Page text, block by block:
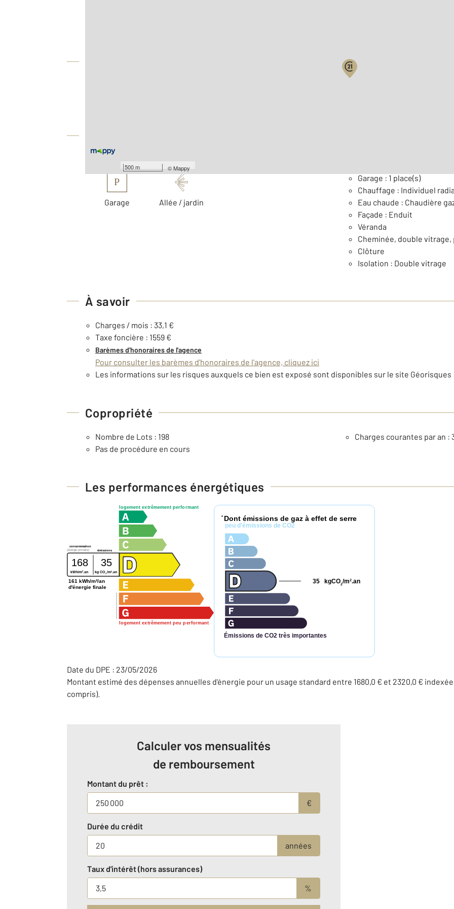
500 m ©Mappy
P
Garage Allée / jardin
Garage : 1 place(s)
Chauffage : Individuel
Eau chaude : Chaudière
Façade : Enduit
Véranda
Cheminée, double vitrage,
Clôture
Isolation : Double vitrage
À savoir
Charges / mois : 33,1 €
Taxe foncière : 1559 €
Barèmes d'honoraires de l'agence
Pour consulter les barèmes d'honoraires de l'agence, cliquez ici
Les informations sur les risques auxquels ce bien est exposé sont disponibles sur le site
Copropriété
Nombre de Lots : 198
Charges courantes par an :
Pas de procédure en cours
Les performances énergétiques
logement extrêmement performant
logement extrêmement peu performant
consommation
émissions
(énergie primaire)
168 35
kWh/m2 .an kg CO2 /m2 .an
161 kWh/m²/an
d'énergie finale
* Dont émissions de gaz à effet de serre
peu d'émissions de CO2
Émissions de CO2 très importantes
kgCO2/m2.an
35
Date du DPE : 23/05/2026
Montant estimé des dépenses annuelles d'énergie pour un usage standard entre 1680,0 € et 2320,0 €
compris).
Calculer vos mensualités
de remboursement
Montant du prêt :
€
Durée du crédit
années
Taux d'intérêt (hors assurances)
%